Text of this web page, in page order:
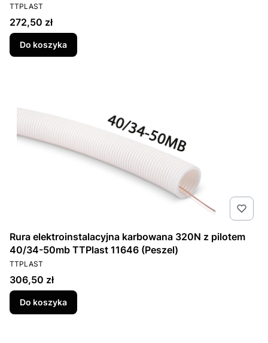
PRODUCENT
TTPLAST
Cena
272,50 zł
Do koszyka
Rura elektroinstalacyjna karbowana 320N z pilotem
40/34-50mb TTPlast 11646 (Peszel)
PRODUCENT
TTPLAST
Cena
306,50 zł
Do koszyka